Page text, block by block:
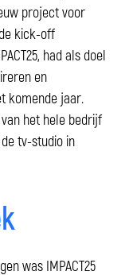
project voor
kick-off
had als doel
en
komende jaar.
het hele bedrijf
tv-studio in
was IMPACT25